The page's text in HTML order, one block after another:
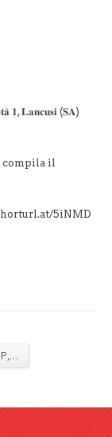
𝟏, 𝐋𝐚𝐧𝐜𝐮𝐬𝐢 (𝐒𝐀)
e compila il
5iNMD